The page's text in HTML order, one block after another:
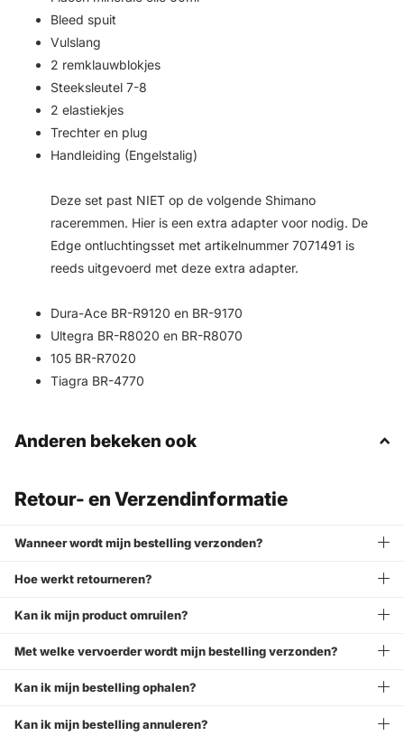
Bleed spuit
Vulslang
2 remklauwblokjes
Steeksleutel 7-8
2 elastiekjes
Trechter en plug
Handleiding (Engelstalig)
Deze set past NIET op de volgende Shimano
raceremmen. Hier is een extra adapter voor nodig. De
Edge ontluchtingsset met artikelnummer 7071491 is
reeds uitgevoerd met deze extra adapter.
Dura-Ace BR-R9120 en BR-9170
Ultegra BR-R8020 en BR-R8070
105 BR-R7020
Tiagra BR-4770
Anderen bekeken ook
Retour- en Verzendinformatie
Wanneer wordt mijn bestelling verzonden?
Hoe werkt retourneren?
Kan ik mijn product omruilen?
Met welke vervoerder wordt mijn bestelling verzonden?
Kan ik mijn bestelling ophalen?
Kan ik mijn bestelling annuleren?